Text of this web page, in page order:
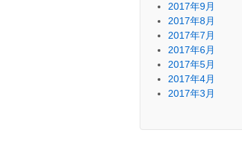
2017年9月
2017年8月
2017年7月
2017年6月
2017年5月
2017年4月
2017年3月